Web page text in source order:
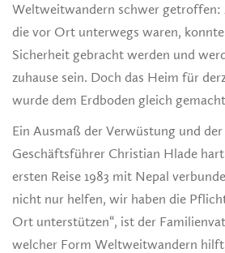
Weltweitwandern schwer getroffen:
die vor Ort unterwegs waren,
Sicherheit gebracht werden und
zuhause sein. Doch das Heim für
wurde dem Erdboden gleich
Ein Ausmaß der Verwüstung und
Geschäftsführer Christian Hlade
ersten Reise 1983 mit Nepal
nicht nur helfen, wir haben die
Ort unterstützen“, ist der
welcher Form Weltweitwandern